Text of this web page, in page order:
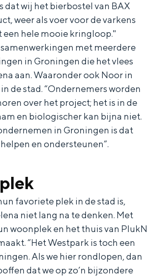
dat wij het bierbostel van BAX
weer als voer voor de varkens
een hele mooie kringloop."
met meerdere
in Groningen die het vlees
aan. Waaronder ook Noor in
de stad. “Ondernemers worden
over het project; het is in de
en biologischer kan bijna niet.
in Groningen is dat
en ondersteunen”.
favoriete plek in de stad is,
niet lang na te denken. Met
woonplek en het thuis van PlukN
“Het Westpark is toch een
Als we hier rondlopen, dan
dat we op zo’n bijzondere